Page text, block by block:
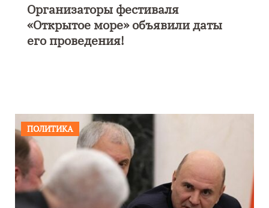
В Калининграде пройдет
фестиваль искусств «Зимние
каникулы на Балтике»
ПОЛИТИКА